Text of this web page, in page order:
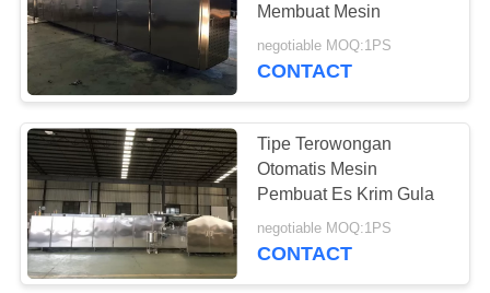
KONTROL
KUALITAS
HUBUNGI
KAMI
PERMINTAAN
PENAWARAN
Membuat Mesin
negotiable MOQ:1PS
CONTACT
Tipe Terowongan
Otomatis Mesin
Pembuat Es Krim Gula
negotiable MOQ:1PS
CONTACT